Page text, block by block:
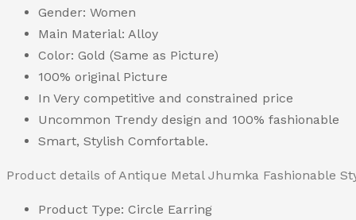
Gender: Women
Main Material: Alloy
Color: Gold (Same as Picture)
100% original Picture
In Very competitive and constrained price
Uncommon Trendy design and 100% fashionable
Smart, Stylish Comfortable.
Product details of Antique Metal Jhumka Fashionable
Product Type: Circle Earring